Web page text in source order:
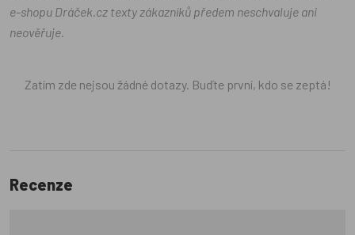
e-shopu Dráček.cz texty zákazníků předem neschvaluje ani
neověřuje.
Zatím zde nejsou žádné dotazy. Buďte první, kdo se zeptá!
Recenze